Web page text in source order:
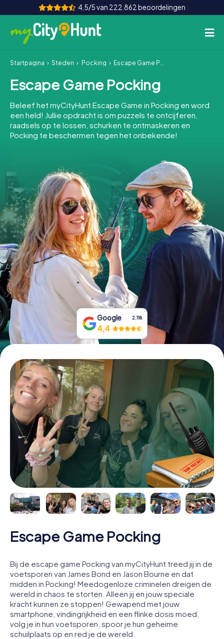
4,5/5 van 222.862 beoordelingen
Hoe het werkt
Steden
Tours
Teamevenement
INT AT CH
DE
ES
FR UK
IE
IT
NL
Boek tickets
Koop cadeaubonnen
Startpagina Steden Pocking Escape Game Pocking
Escape Game Pocking
Beleef het myCityHunt Escape Game in Pocking en word
een held! Jullie opdracht is om puzzels te ontcijferen,
raadsels op te lossen, schurken te ontmaskeren en
Pocking te beschermen tegen het onbekende!
Google 2.118
4,4
Escape Game Pocking
Bij de escape game Pocking van myCityHunt treed jij in de
voetsporen van James Bond en Jason Bourne en dat
midden in Pocking! Meedogenloze criminelen dreigen de
wereld in chaos te storten. Alleen jij en jouw speciale
kracht kunnen ze stoppen! Gewapend met jouw
smartphone, vindingrijkheid en een flinke dosis moed,
volg je in hun voetsporen, spoor je hun geheime
schuilplaats op en red je de wereld.